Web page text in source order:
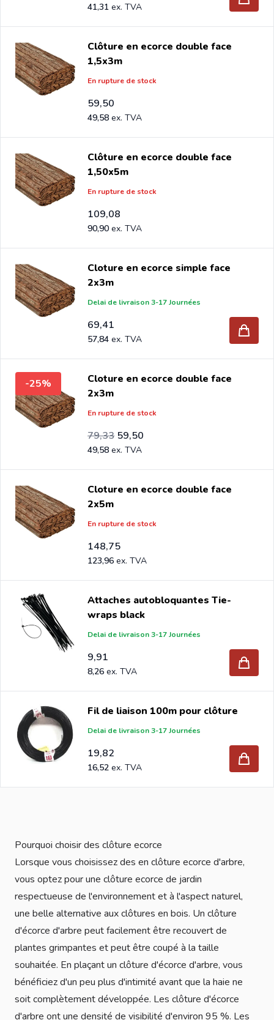
41,31
Clôture en ecorce double face
1,5x3m
En rupture de stock
59,50
49,58
Clôture en ecorce double face
1,50x5m
En rupture de stock
109,08
90,90
Cloture en ecorce simple face
2x3m
Delai de livraison 3-17 Journées
69,41
57,84
-25%
Cloture en ecorce double face
2x3m
En rupture de stock
Prix Spécial
59,50
49,58
Prix normal
79,33
66,11
Cloture en ecorce double face
2x5m
En rupture de stock
148,75
123,96
Attaches autobloquantes Tie-
wraps black
Delai de livraison 3-17 Journées
9,91
8,26
Fil de liaison 100m pour clôture
Delai de livraison 3-17 Journées
19,82
16,52
Pourquoi choisir des clôture ecorce
Lorsque vous choisissez des en clôture ecorce d'arbre,
vous optez pour une clôture ecorce de jardin
respectueuse de l'environnement et à l'aspect naturel,
une belle alternative aux clôtures en bois. Un clôture
d'écorce d'arbre peut facilement être recouvert de
plantes grimpantes et peut être coupé à la taille
souhaitée. En plaçant un clôture d'écorce d'arbre, vous
bénéficiez d'un peu plus d'intimité avant que la haie ne
soit complètement développée. Les clôture d'écorce
d'arbre ont une densité de visibilité d'environ 95 %. Les